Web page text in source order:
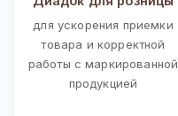
для ускорения приемки
товара и корректной
работы с маркированной
продукцией